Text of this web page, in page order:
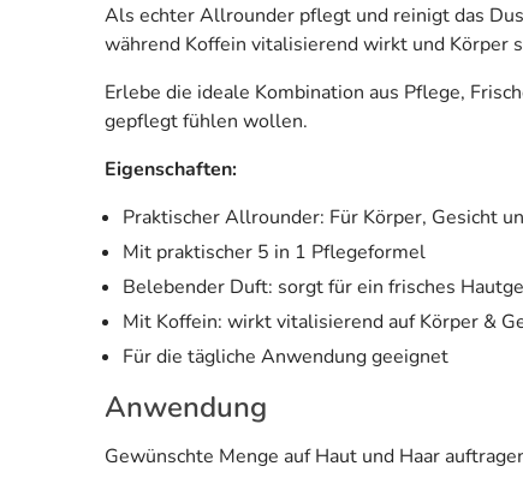
Als echter Allrounder pflegt und reinigt das
während Koffein vitalisierend wirkt und Körper
Erlebe die ideale Kombination aus Pflege,
gepflegt fühlen wollen.
Eigenschaften:
Praktischer Allrounder: Für Körper, Gesicht
Mit praktischer 5 in 1 Pflegeformel
Belebender Duft: sorgt für ein frisches
Mit Koffein: wirkt vitalisierend auf Körper &
Für die tägliche Anwendung geeignet
Anwendung
Gewünschte Menge auf Haut und Haar